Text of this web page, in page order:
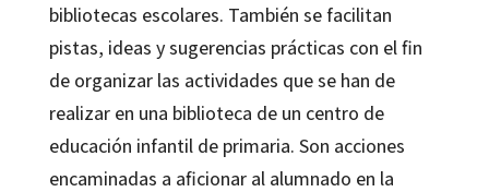
bibliotecas escolares. También se facilitan
pistas, ideas y sugerencias prácticas con el fin
de organizar las actividades que se han de
realizar en una biblioteca de un centro de
educación infantil de primaria. Son acciones
encaminadas a aficionar al alumnado en la